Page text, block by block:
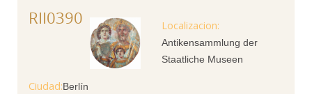
RII0390
Antikensammlung der
Staatliche Museen
Ciudad Berlín